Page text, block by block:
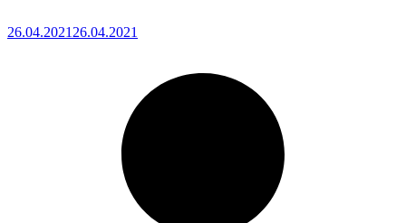
26.04.2021 26.04.2021